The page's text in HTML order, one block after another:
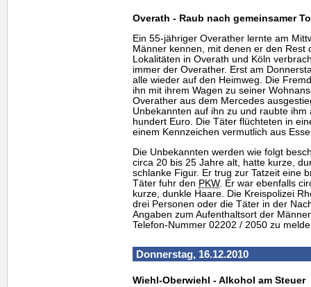
Overath - Raub nach gemeinsamer
Ein 55-jähriger Overather lernte am
Männer kennen, mit denen er den Rest
Lokalitäten in Overath und Köln
immer der Overather. Erst am
alle wieder auf den Heimweg. Die
ihn mit ihrem Wagen zu seiner
Overather aus dem Mercedes
Unbekannten auf ihn zu und raubte
hundert Euro. Die Täter flüchteten in
einem Kennzeichen vermutlich aus
Die Unbekannten werden wie folgt
circa 20 bis 25 Jahre alt, hatte kurze,
schlanke Figur. Er trug zur Tatzeit eine
Täter fuhr den PKW. Er war ebenfalls
kurze, dunkle Haare. Die Kreispolizei
drei Personen oder die Täter in der
Angaben zum Aufenthaltsort der
Telefon-Nummer 02202 / 2050 zu
Donnerstag, 16.12.2010
Wiehl-Oberwiehl - Alkohol am Steuer